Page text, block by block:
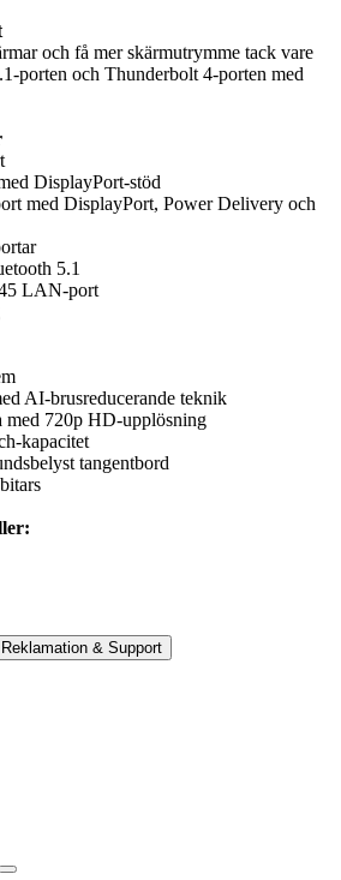
och få mer skärmutrymme tack vare
porten och Thunderbolt 4-porten med
DisplayPort-stöd
med DisplayPort, Power Delivery och
5.1
LAN-port
AI-brusreducerande teknik
med 720p HD-upplösning
kapacitet
tangentbord
& Support